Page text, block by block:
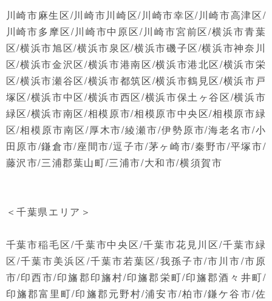
川崎市麻生区/川崎市川崎区/川崎市幸区/川崎市高津区/
川崎市多摩区/川崎市中原区/川崎市宮前区/横浜市青葉
区/横浜市旭区/横浜市泉区/横浜市磯子区/横浜市神奈川
区/横浜市金沢区/横浜市港南区/横浜市港北区/横浜市栄
区/横浜市瀬谷区/横浜市都筑区/横浜市鶴見区/横浜市戸
塚区/横浜市中区/横浜市西区/横浜市保土ヶ谷区/横浜市
緑区/横浜市南区/相模原市/相模原市中央区/相模原市緑
区/相模原市南区/厚木市/綾瀬市/伊勢原市/海老名市/小
田原市/鎌倉市/座間市/逗子市/茅ヶ崎市/秦野市/平塚市/
藤沢市/三浦郡葉山町/三浦市/大和市/横須賀市
＜千葉県エリア＞
千葉市稲毛区/千葉市中央区/千葉市花見川区/千葉市緑
区/千葉市美浜区/千葉市若葉区/我孫子市/市川市/市原
市/印西市/印旛郡印旛村/印旛郡栄町/印旛郡酒々井町/
印旛郡富里町/印旛郡元野村/浦安市/柏市/鎌ケ谷市/佐